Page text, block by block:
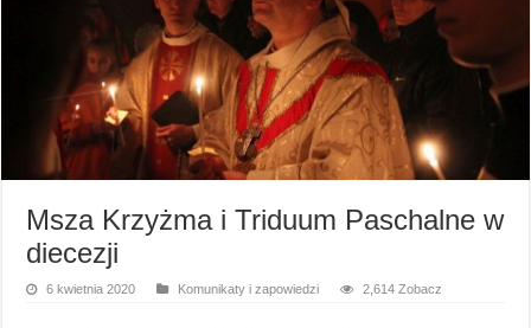
Msza Krzyżma i Triduum Paschalne w
diecezji
6 kwietnia 2020 Komunikaty i zapowiedzi 2,614 Zobacz